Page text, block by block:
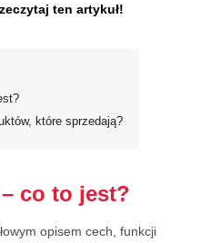
ten artykuł!
które sprzedają?
co to jest?
opisem cech, funkcji